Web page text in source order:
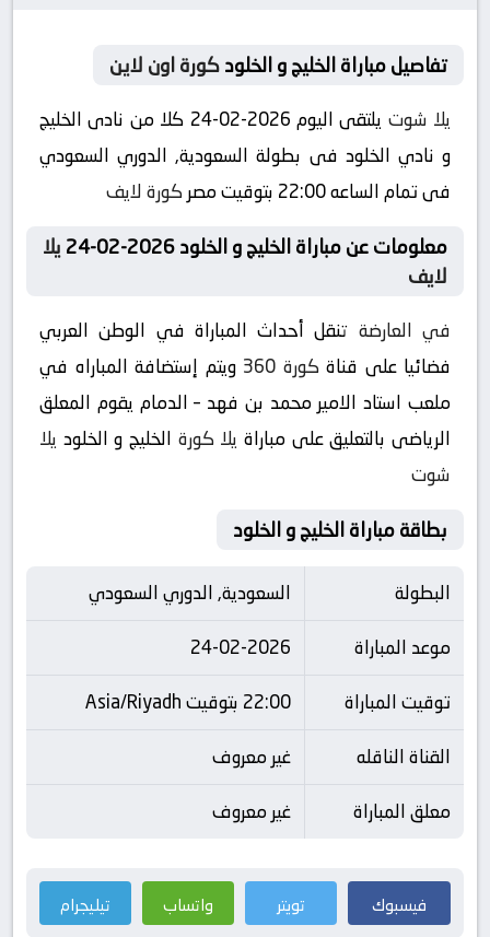
تفاصيل مباراة الخليج و الخلودكورة اون لاين
يلا شوت
يلتقى اليوم 2026-02-24 كلا من نادى الخليج
و نادي الخلود فى بطولة السعودية, الدوري السعودي
فى تمام الساعه 22:00 بتوقيت مصر
كورة لايف
معلومات عن مباراة الخليج و الخلود 2026-02-24
يلا
لايف
في العارضة تنقل أحداث المباراة في الوطن العربي
فضائيا على قناةكورة 360
ويتم إستضافة المباراه في
ملعب استاد الامير محمد بن فهد – الدمام يقوم المعلق
الرياضى بالتعليق على مباراة يلا كورة الخليج و الخلود يلا
شوت
بطاقة مباراة الخليج و الخلود
البطولة
السعودية, الدوري السعودي
موعد المباراة
24-02-2026
توقيت المباراة
22:00 بتوقيت Asia/Riyadh
القناة الناقله
غير معروف
معلق المباراة
غير معروف
فيسبوك تويتر واتساب تيليجرام